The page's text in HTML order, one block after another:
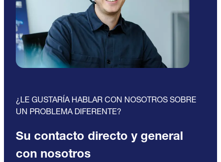
¿LE GUSTARÍA HABLAR CON NOSOTROS SOBRE
UN PROBLEMA DIFERENTE?
Su contacto directo y general
con nosotros